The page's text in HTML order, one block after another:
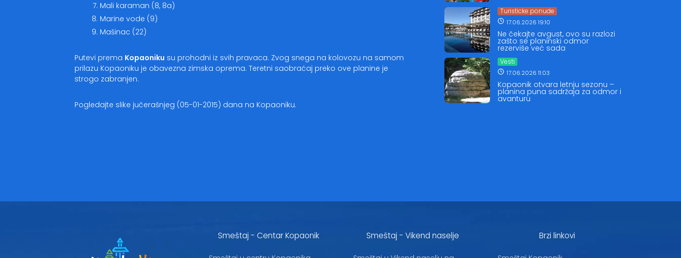
Mali karaman (8, 8a)
Marine vode (9)
Mašinac (22)
Putevi prema Kopaoniku su prohodni iz svih pravaca. Zvog snega na kolovozu na samom
prilazu Kopaoniku je obavezna zimska oprema. Teretni saobraćaj preko ove planine je
strogo zabranjen.
Pogledajte slike jučerašnjeg (05-01-2015) dana na Kopaoniku.
Turisticke ponude
17.06.2026 19:10
Ne čekajte avgust, ovo su razlozi
zašto se planinski odmor
rezerviše već sada
Vesti
17.06.2026 11:03
Kopaonik otvara letnju sezonu –
planina puna sadržaja za odmor i
avanturu
Smeštaj - Centar Kopaonik Smeštaj - Vikend naselje Brzi linkovi